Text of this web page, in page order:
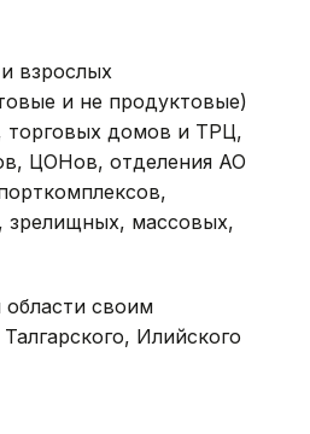
взрослых
и не продуктовые)
торговых домов и ТРЦ,
ЦОНов, отделения АО
зрелищных, массовых,
области своим
Илийского